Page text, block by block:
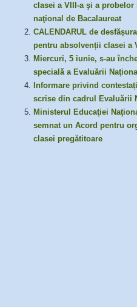
clasei a VIII-a şi a
naţional de Bacalaureat
CALENDARUL de
pentru absolvenții clasei a
Miercuri, 5 iunie, s-au
specială a Evaluării
Informare privind
scrise din cadrul Evaluării
Ministerul Educaţiei
semnat un Acord pentru
clasei pregătitoare